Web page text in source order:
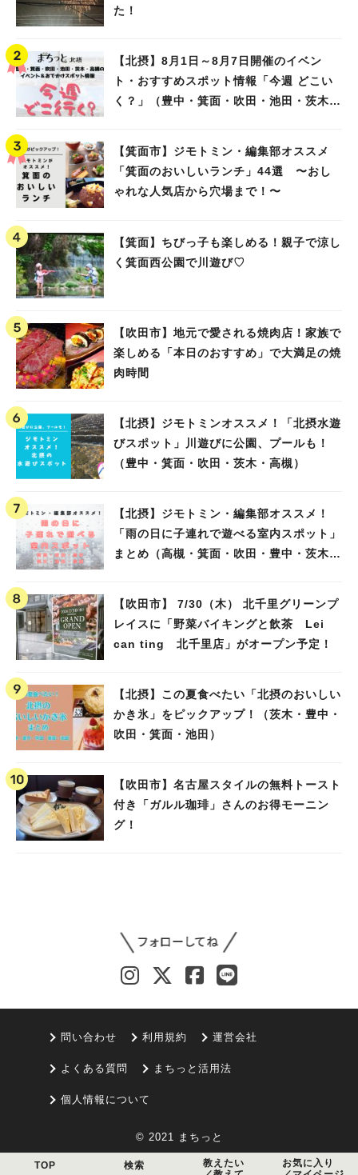
た！
【北摂】8月1日～8月7日開催のイベン
ト・おすすめスポット情報「今週 どこい
く？」（豊中・箕面・吹田・池田・茨木・
【箕面市】ジモトミン・編集部オススメ
「箕面のおいしいランチ」44選 〜おし
ゃれな人気店から穴場まで！〜
【箕面】ちびっ子も楽しめる！親子で涼し
く箕面西公園で川遊び♡
【吹田市】地元で愛される焼肉店！家族で
楽しめる「本日のおすすめ」で大満足の焼
肉時間
【北摂】ジモトミンオススメ！「北摂水遊
びスポット」川遊びに公園、プールも！
（豊中・箕面・吹田・茨木・高槻）
【北摂】ジモトミン・編集部オススメ！
「雨の日に子連れで遊べる室内スポット」
まとめ（高槻・箕面・吹田・豊中・茨木・
【吹田市】 7/30（木） 北千里グリーンプ
レイスに「野菜バイキングと飲茶 Lei
can ting 北千里店」がオープン予定！
【北摂】この夏食べたい「北摂のおいしい
かき氷」をピックアップ！（茨木・豊中・
吹田・箕面・池田）
【吹田市】名古屋スタイルの無料トースト
付き「ガルル珈琲」さんのお得モーニン
グ！
問い合わせ 利用規約 運営会社
よくある質問 まちっと活用法
個人情報について
© 2021 まちっと
TOP 検索
教えたい
お気に入り